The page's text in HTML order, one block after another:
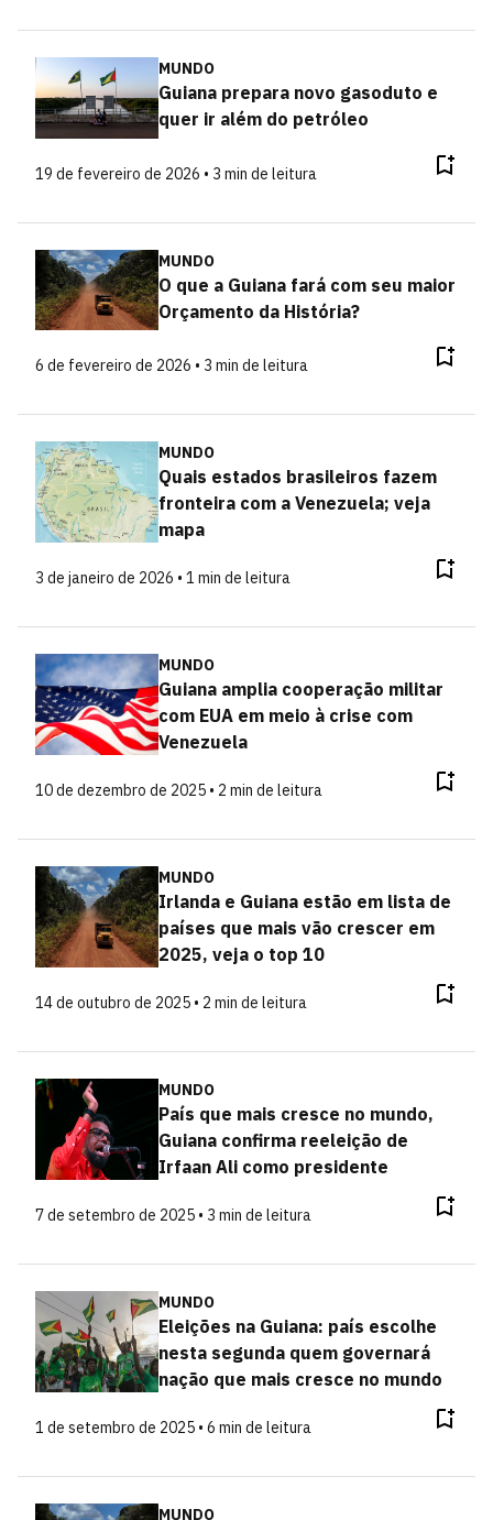
MUNDO
Guiana prepara novo gasoduto e
quer ir além do petróleo
19 de fevereiro de 2026 • 3 min de leitura
MUNDO
O que a Guiana fará com seu maior
Orçamento da História?
6 de fevereiro de 2026 • 3 min de leitura
MUNDO
Quais estados brasileiros fazem
fronteira com a Venezuela; veja
mapa
3 de janeiro de 2026 • 1 min de leitura
MUNDO
Guiana amplia cooperação militar
com EUA em meio à crise com
Venezuela
10 de dezembro de 2025 • 2 min de leitura
MUNDO
Irlanda e Guiana estão em lista de
países que mais vão crescer em
2025, veja o top 10
14 de outubro de 2025 • 2 min de leitura
MUNDO
País que mais cresce no mundo,
Guiana confirma reeleição de
Irfaan Ali como presidente
7 de setembro de 2025 • 3 min de leitura
MUNDO
Eleições na Guiana: país escolhe
nesta segunda quem governará
nação que mais cresce no mundo
1 de setembro de 2025 • 6 min de leitura
MUNDO